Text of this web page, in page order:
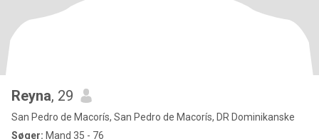
Reyna, 29
San Pedro de Macorís, San Pedro de Macorís, DR Dominikanske
Søger: Mand 35 - 76